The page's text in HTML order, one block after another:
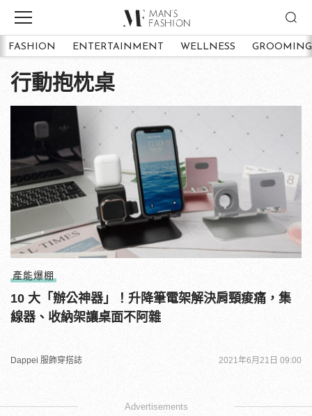
FASHION ENTERTAINMENT WELLNESS GROOMING
行動抱枕桌
產能爆棚
10 大「辦公神器」！升降筆電架解決肩頸痠痛，集
線器、收納架讓桌面不阿雜
Dappei 服飾穿搭誌 2021年6月21日 09:00
Advertisements